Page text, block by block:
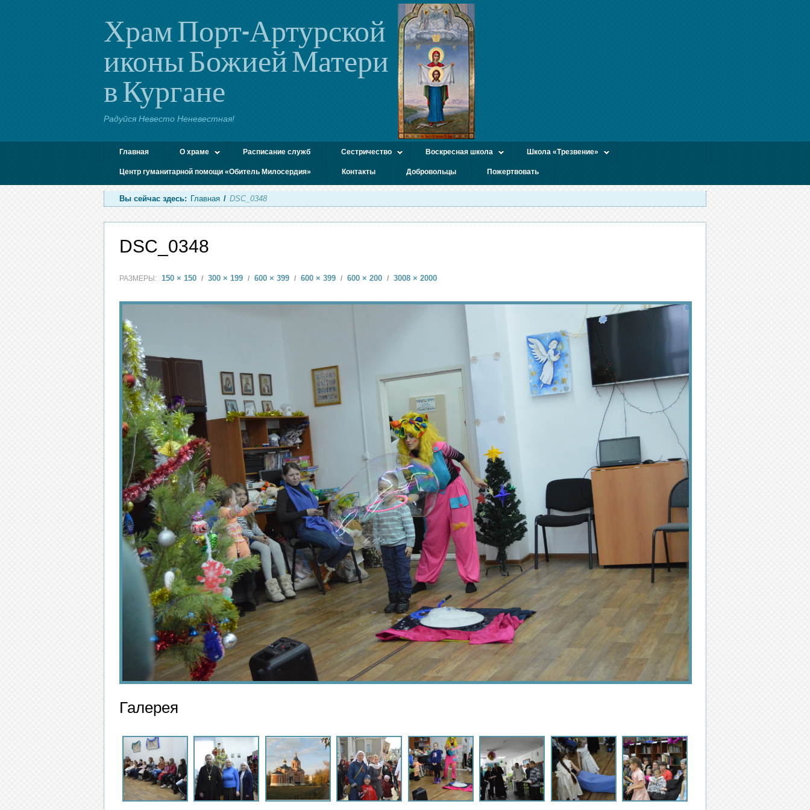
Храм Порт-Артурской
иконы Божией Матери
в Кургане
Радуйся Невесто Неневестная!
Главная О храме Расписание служб Сестричество Воскресная школа Школа «Трезвение»
Центр гуманитарной помощи «Обитель Милосердия» Контакты Добровольцы Пожертвовать
Вы сейчас здесь: Главная / DSC_0348
DSC_0348
РАЗМЕРЫ: 150 × 150 / 300 × 199 / 600 × 399 / 600 × 399 / 600 × 200 / 3008 × 2000
Галерея